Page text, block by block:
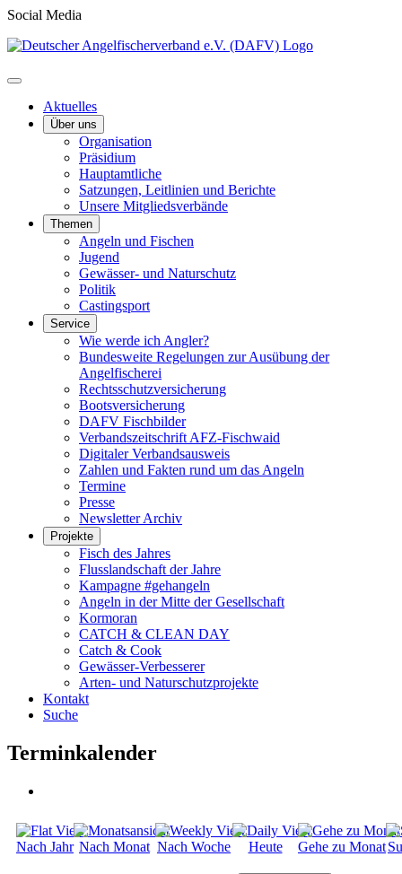
Social Media
Aktuelles
Über uns
Organisation
Präsidium
Hauptamtliche
Satzungen, Leitlinien und Berichte
Unsere Mitgliedsverbände
Themen
Angeln und Fischen
Jugend
Gewässer- und Naturschutz
Politik
Castingsport
Service
Wie werde ich Angler?
Bundesweite Regelungen zur Ausübung der
Angelfischerei
Rechtsschutzversicherung
Bootsversicherung
DAFV Fischbilder
Verbandszeitschrift AFZ-Fischwaid
Digitaler Verbandsausweis
Zahlen und Fakten rund um das Angeln
Termine
Presse
Newsletter Archiv
Projekte
Fisch des Jahres
Flusslandschaft der Jahre
Kampagne #gehangeln
Angeln in der Mitte der Gesellschaft
Kormoran
CATCH & CLEAN DAY
Catch & Cook
Gewässer-Verbesserer
Arten- und Naturschutzprojekte
Kontakt
Suche
Terminkalender
Nach Jahr Nach Monat Nach Woche Heute Gehe zu Monat